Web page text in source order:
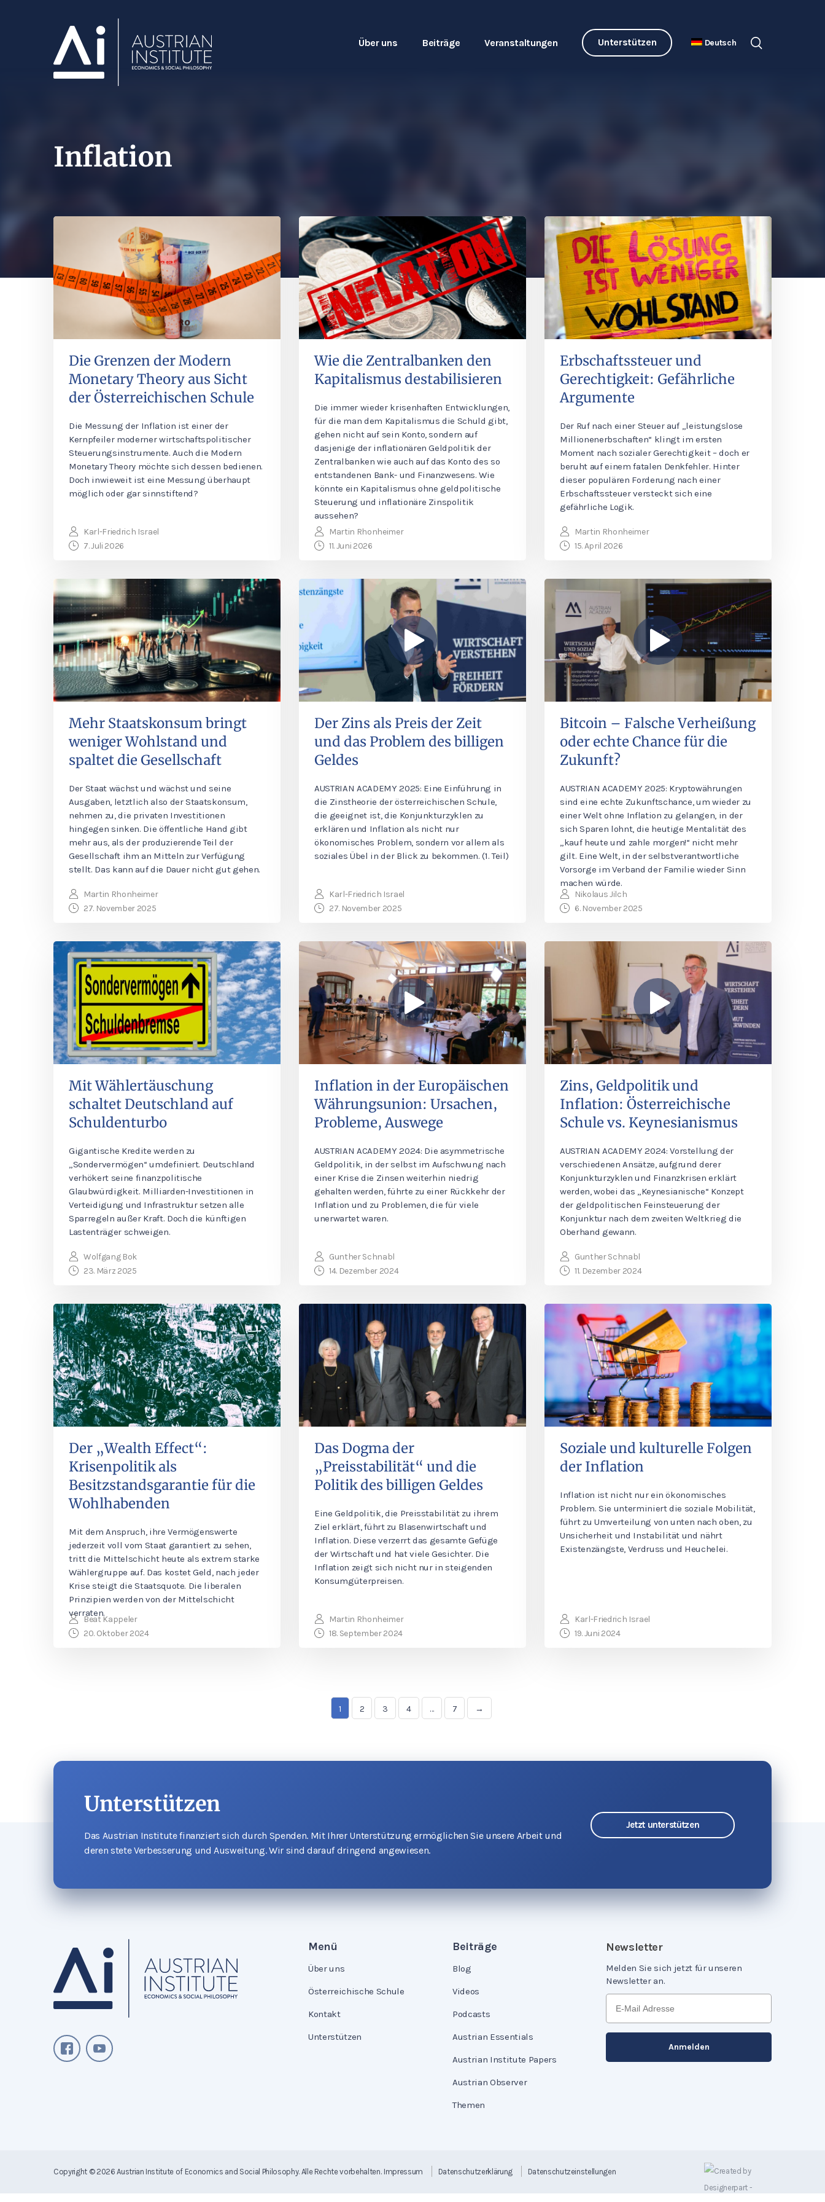
Über uns Beiträge Veranstaltungen Unterstützen Deutsch
Inflation
Die Grenzen der Modern
Monetary Theory aus Sicht
der Österreichischen Schule
Die Messung der Inflation ist einer der
Kernpfeiler moderner wirtschaftspolitischer
Steuerungsinstrumente. Auch die Modern
Monetary Theory möchte sich dessen bedienen.
Doch inwieweit ist eine Messung überhaupt
möglich oder gar sinnstiftend?
Karl-Friedrich Israel
7. Juli 2026
Wie die Zentralbanken den
Kapitalismus destabilisieren
Die immer wieder krisenhaften Entwicklungen,
für die man dem Kapitalismus die Schuld gibt,
gehen nicht auf sein Konto, sondern auf
dasjenige der inflationären Geldpolitik der
Zentralbanken wie auch auf das Konto des so
entstandenen Bank- und Finanzwesens. Wie
könnte ein Kapitalismus ohne geldpolitische
Steuerung und inflationäre Zinspolitik
aussehen?
Martin Rhonheimer
11. Juni 2026
Erbschaftssteuer und
Gerechtigkeit: Gefährliche
Argumente
Der Ruf nach einer Steuer auf „leistungslose
Millionenerbschaften“ klingt im ersten
Moment nach sozialer Gerechtigkeit – doch er
beruht auf einem fatalen Denkfehler. Hinter
dieser populären Forderung nach einer
Erbschaftssteuer versteckt sich eine
gefährliche Logik.
Martin Rhonheimer
15. April 2026
Mehr Staatskonsum bringt
weniger Wohlstand und
spaltet die Gesellschaft
Der Staat wächst und wächst und seine
Ausgaben, letztlich also der Staatskonsum,
nehmen zu, die privaten Investitionen
hingegen sinken. Die öffentliche Hand gibt
mehr aus, als der produzierende Teil der
Gesellschaft ihm an Mitteln zur Verfügung
stellt. Das kann auf die Dauer nicht gut gehen.
Martin Rhonheimer
27. November 2025
Der Zins als Preis der Zeit
und das Problem des billigen
Geldes
AUSTRIAN ACADEMY 2025: Eine Einführung in
die Zinstheorie der österreichischen Schule,
die geeignet ist, die Konjunkturzyklen zu
erklären und Inflation als nicht nur
ökonomisches Problem, sondern vor allem als
soziales Übel in der Blick zu bekommen. (1. Teil)
Karl-Friedrich Israel
27. November 2025
Bitcoin – Falsche Verheißung
oder echte Chance für die
Zukunft?
AUSTRIAN ACADEMY 2025: Kryptowährungen
sind eine echte Zukunftschance, um wieder zu
einer Welt ohne Inflation zu gelangen, in der
sich Sparen lohnt, die heutige Mentalität des
„kauf heute und zahle morgen!“ nicht mehr
gilt. Eine Welt, in der selbstverantwortliche
Vorsorge im Verband der Familie wieder Sinn
machen würde.
Nikolaus Jilch
6. November 2025
Mit Wählertäuschung
schaltet Deutschland auf
Schuldenturbo
Gigantische Kredite werden zu
„Sondervermögen“ umdefiniert. Deutschland
verhökert seine finanzpolitische
Glaubwürdigkeit. Milliarden-Investitionen in
Verteidigung und Infrastruktur setzen alle
Sparregeln außer Kraft. Doch die künftigen
Lastenträger schweigen.
Wolfgang Bok
23. März 2025
Inflation in der Europäischen
Währungsunion: Ursachen,
Probleme, Auswege
AUSTRIAN ACADEMY 2024: Die asymmetrische
Geldpolitik, in der selbst im Aufschwung nach
einer Krise die Zinsen weiterhin niedrig
gehalten werden, führte zu einer Rückkehr der
Inflation und zu Problemen, die für viele
unerwartet waren.
Gunther Schnabl
14. Dezember 2024
Zins, Geldpolitik und
Inflation: Österreichische
Schule vs. Keynesianismus
AUSTRIAN ACADEMY 2024: Vorstellung der
verschiedenen Ansätze, aufgrund derer
Konjunkturzyklen und Finanzkrisen erklärt
werden, wobei das „Keynesianische“ Konzept
der geldpolitischen Feinsteuerung der
Konjunktur nach dem zweiten Weltkrieg die
Oberhand gewann.
Gunther Schnabl
11. Dezember 2024
Der „Wealth Effect“:
Krisenpolitik als
Besitzstandsgarantie für die
Wohlhabenden
Mit dem Anspruch, ihre Vermögenswerte
jederzeit voll vom Staat garantiert zu sehen,
tritt die Mittelschicht heute als extrem starke
Wählergruppe auf. Das kostet Geld, nach jeder
Krise steigt die Staatsquote. Die liberalen
Prinzipien werden von der Mittelschicht
verraten.
Beat Kappeler
20. Oktober 2024
Das Dogma der
„Preisstabilität“ und die
Politik des billigen Geldes
Eine Geldpolitik, die Preisstabilität zu ihrem
Ziel erklärt, führt zu Blasenwirtschaft und
Inflation. Diese verzerrt das gesamte Gefüge
der Wirtschaft und hat viele Gesichter. Die
Inflation zeigt sich nicht nur in steigenden
Konsumgüterpreisen.
Martin Rhonheimer
18. September 2024
Soziale und kulturelle Folgen
der Inflation
Inflation ist nicht nur ein ökonomisches
Problem. Sie unterminiert die soziale Mobilität,
führt zu Umverteilung von unten nach oben, zu
Unsicherheit und Instabilität und nährt
Existenzängste, Verdruss und Heuchelei.
Karl-Friedrich Israel
19. Juni 2024
1 2 3 4 … 7 →
Unterstützen
Das Austrian Institute finanziert sich durch Spenden. Mit Ihrer Unterstützung ermöglichen Sie unsere Arbeit und
deren stete Verbesserung und Ausweitung. Wir sind darauf dringend angewiesen.
Jetzt unterstützen
Menü
Über uns
Österreichische Schule
Kontakt
Unterstützen
Beiträge
Blog
Videos
Podcasts
Austrian Essentials
Austrian Institute Papers
Austrian Observer
Themen
Newsletter
Melden Sie sich jetzt für unseren
Newsletter an.
Copyright © 2026Austrian Institute of Economics and Social Philosophy. Alle Rechte vorbehalten. Impressum Datenschutzerklärung Datenschutzeinstellungen